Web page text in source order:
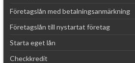
Företagslån med betalningsanmärkning
Företagslån till nystartat företag
Starta eget lån
Checkkredit